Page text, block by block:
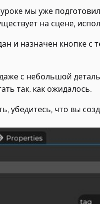
мы уже
на сцене,
и назначен кнопке
даже с небольшой
так, как ожидалось.
убедитесь, что вы